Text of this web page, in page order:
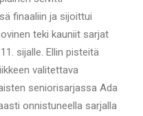
finaaliin ja sijoittui
teki kauniit sarjat
sijalle. Ellin pisteitä
valitettava
seniorisarjassa Ada
onnistuneella sarjalla